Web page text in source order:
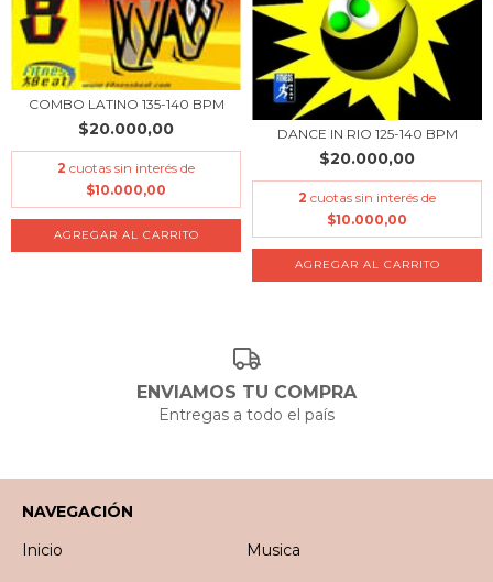
COMBO LATINO 135-140 BPM
$20.000,00
2 cuotas sin interés de
$10.000,00
DANCE IN RIO 125-140 BPM
$20.000,00
2 cuotas sin interés de
$10.000,00
ENVIAMOS TU COMPRA
Entregas a todo el país
NAVEGACIÓN
Inicio
Musica